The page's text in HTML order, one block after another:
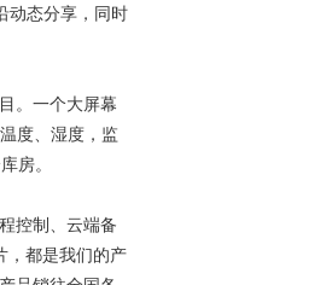
动态分享，同时
。一个大屏幕
度、湿度，监
房。
控制、云端备
，都是我们的产